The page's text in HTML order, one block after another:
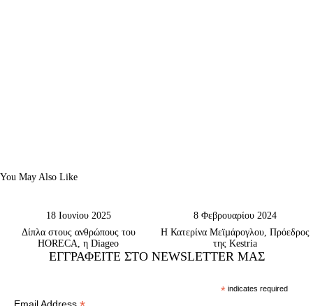
You May Also Like
18 Ιουνίου 2025
Δίπλα στους ανθρώπους του
HORECA, η Diageo
8 Φεβρουαρίου 2024
Η Κατερίνα Μεϊµάρογλου, Πρόεδρος
της Κestria
ΕΓΓΡΑΦΕΊΤΕ ΣΤΟ NEWSLETTER ΜΑΣ
*indicates required
Email Address